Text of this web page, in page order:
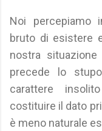
Noi percepiamo
bruto di esistere
nostra
precede lo
carattere
costituire il dato
è meno naturale